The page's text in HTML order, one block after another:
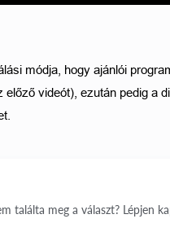
módja, hogy ajánlói
előző videót), ezután pedig a
találta meg a választ? Lépjen